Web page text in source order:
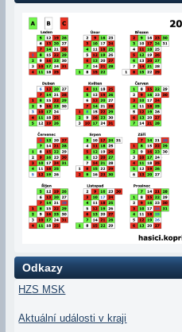
Odkazy
HZS MSK
Aktuální události v kraji